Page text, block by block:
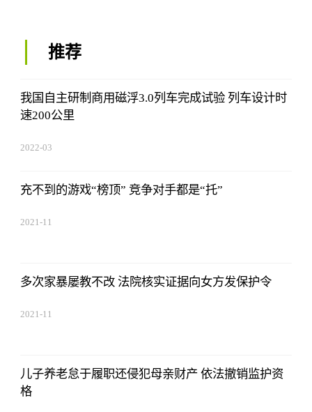
推荐
我国自主研制商用磁浮3.0列车完成试验 列车设计时
速200公里
2022-03
充不到的游戏“榜顶” 竞争对手都是“托”
2021-11
多次家暴屡教不改 法院核实证据向女方发保护令
2021-11
儿子养老怠于履职还侵犯母亲财产 依法撤销监护资
格